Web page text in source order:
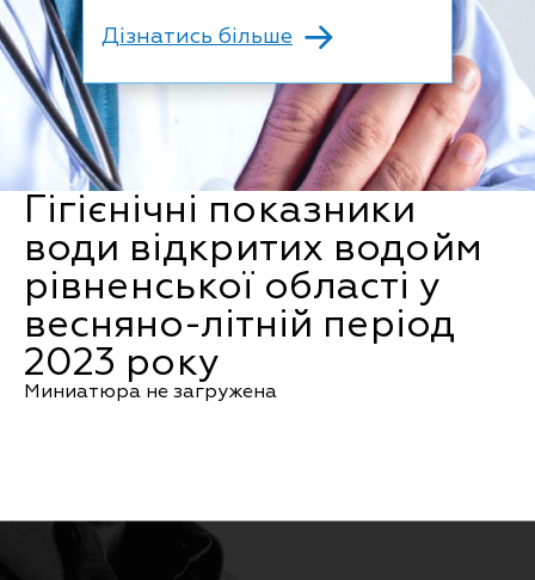
Дізнатись більше
Гігієнічні показники
води відкритих водойм
рівненської області у
весняно-літній період
2023 року
Миниатюра не загружена